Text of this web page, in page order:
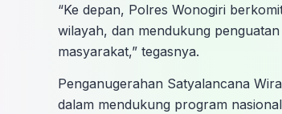
“Ke depan, Polres Wonogiri
wilayah, dan mendukung
masyarakat,” tegasnya.
Penganugerahan Satyalancana
dalam mendukung program